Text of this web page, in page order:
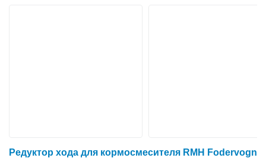
Редуктор хода для кормосмесителя RMH Fodervogn